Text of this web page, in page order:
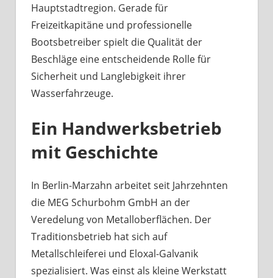
Hauptstadtregion. Gerade für
Freizeitkapitäne und professionelle
Bootsbetreiber spielt die Qualität der
Beschläge eine entscheidende Rolle für
Sicherheit und Langlebigkeit ihrer
Wasserfahrzeuge.
Ein Handwerksbetrieb
mit Geschichte
In Berlin-Marzahn arbeitet seit Jahrzehnten
die MEG Schurbohm GmbH an der
Veredelung von Metalloberflächen. Der
Traditionsbetrieb hat sich auf
Metallschleiferei und Eloxal-Galvanik
spezialisiert. Was einst als kleine Werkstatt